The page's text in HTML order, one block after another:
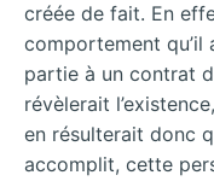
créée de fait. En
comportement qu’il
partie à un contrat
révèlerait
en résulterait donc
accomplit, cette